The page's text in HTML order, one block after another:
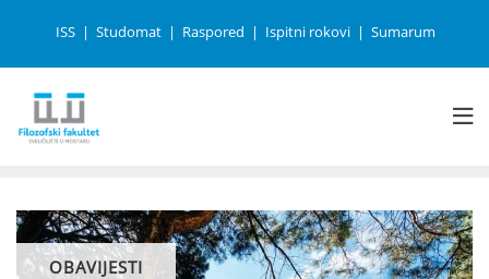
ISS Studomat Raspored Ispitni rokovi Sumarum
OBAVIJESTI